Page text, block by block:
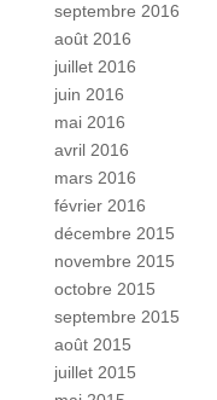
septembre 2016
août 2016
juillet 2016
juin 2016
mai 2016
avril 2016
mars 2016
février 2016
décembre 2015
novembre 2015
octobre 2015
septembre 2015
août 2015
juillet 2015